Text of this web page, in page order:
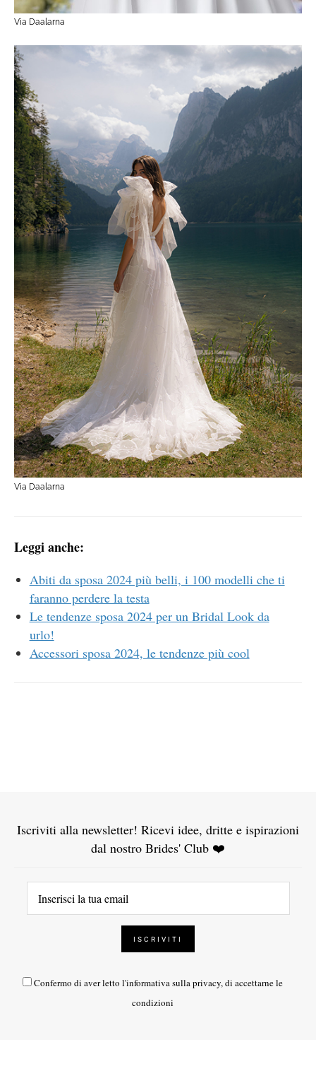
Via Daalarna
Via Daalarna
Leggi anche:
Abiti da sposa 2024 più belli, i 100 modelli che ti
faranno perdere la testa
Le tendenze sposa 2024 per un Bridal Look da
urlo!
Accessori sposa 2024, le tendenze più cool
Iscriviti alla newsletter! Ricevi idee, dritte e ispirazioni
dal nostro Brides' Club ❤️
Confermo di aver letto l'informativa sulla privacy, di accettarne le
condizioni